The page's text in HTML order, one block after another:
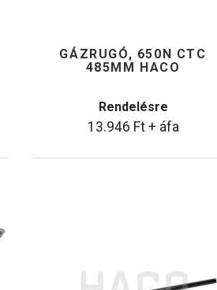
GÁZRUGÓ, 650N CTC
485MM HACO
Rendelésre
13.946 Ft+ áfa